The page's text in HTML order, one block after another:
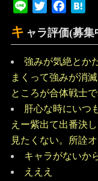
Line Twitter Facebook
キ ャラ評価(募集
強みが気絶とか
まくって強みが消
ところが合体戦士
肝心な時にいつ
えー紫出て出番決
見たくない。所詮
キャラがないか
えええ